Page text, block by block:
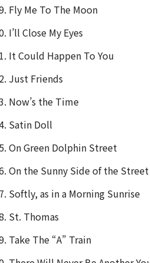
Fly Me To The Moon
I’ll Close My Eyes
It Could Happen To You
Just Friends
Now’s the Time
Satin Doll
On Green Dolphin Street
On the Sunny Side of the Street
Softly, as in a Morning Sunrise
St. Thomas
Take The “A” Train